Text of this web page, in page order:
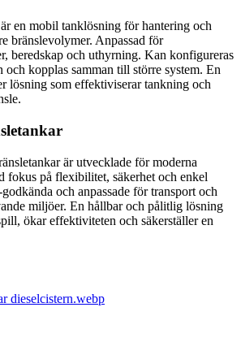
en mobil tanklösning för hantering och
bränslevolymer. Anpassad för
beredskap och uthyrning. Kan konfigureras
och kopplas samman till större system. En
lösning som effektiviserar tankning och
är utvecklade för moderna
fokus på flexibilitet, säkerhet och enkel
och anpassade för transport och
miljöer. En hållbar och pålitlig lösning
ökar effektiviteten och säkerställer en